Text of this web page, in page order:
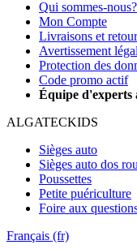
Qui sommes-nous?
Mon Compte
Livraisons et
Avertissement légal
Protection des
Code promo actif
Équipe d'experts
ALGATECKIDS
Sièges auto
Sièges auto dos
Poussettes
Petite puériculture
Foire aux
Français (fr)